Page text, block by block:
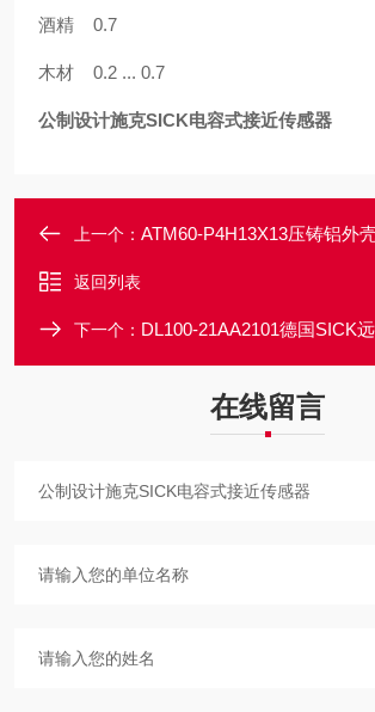
酒精 0.7
木材 0.2 ... 0.7
公制设计施克SICK电容式接近传感器
上一个： ATM60-P4H13X13压铸铝外壳施克
返回列表
下一个： DL100-21AA2101德国SICK远程距离
在线留言